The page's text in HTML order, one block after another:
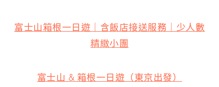
富士山箱根一日遊｜含飯店接送服務｜少人數
精緻小團
富士山 & 箱根一日遊（東京出發）